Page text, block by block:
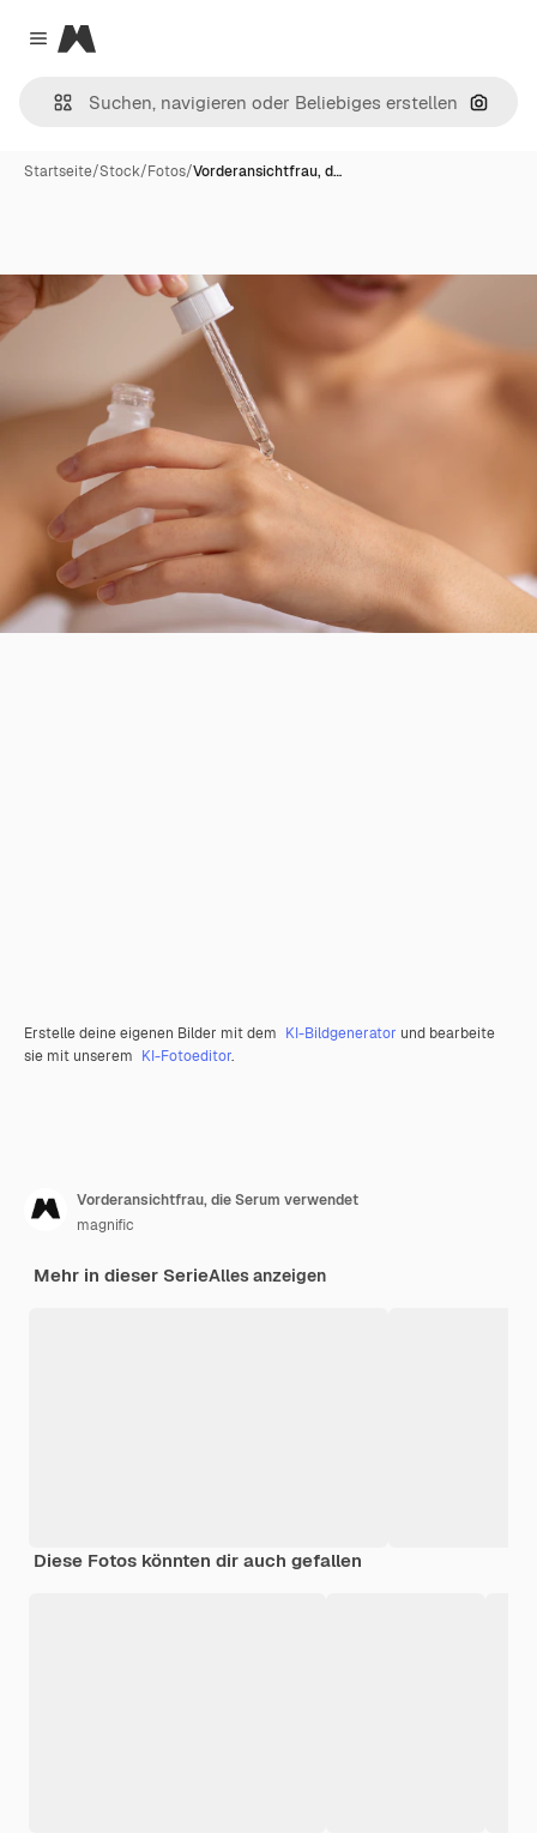
Close menu
Magnific
Nach
Startseite/Stock/Fotos/Vorderansichtfrau, d…
Erstelle deine eigenen Bilder mit dem KI-Bildgenerator und bearbeite
sie mit unserem KI-Fotoeditor.
Vorderansichtfrau, die Serum verwendet
magnific
Mehr in dieser SerieAlles anzeigen
Diese Fotos könnten dir auch gefallen